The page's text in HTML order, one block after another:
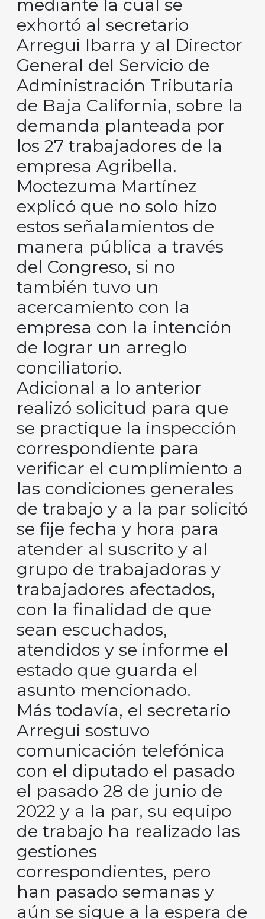
mediante la cual se
exhortó al secretario
Arregui Ibarra y al Director
General del Servicio de
Administración Tributaria
de Baja California, sobre la
demanda planteada por
los 27 trabajadores de la
empresa Agribella.
Moctezuma Martínez
explicó que no solo hizo
estos señalamientos de
manera pública a través
del Congreso, si no
también tuvo un
acercamiento con la
empresa con la intención
de lograr un arreglo
conciliatorio.
Adicional a lo anterior
realizó solicitud para que
se practique la inspección
correspondiente para
verificar el cumplimiento a
las condiciones generales
de trabajo y a la par solicitó
se fije fecha y hora para
atender al suscrito y al
grupo de trabajadoras y
trabajadores afectados,
con la finalidad de que
sean escuchados,
atendidos y se informe el
estado que guarda el
asunto mencionado.
Más todavía, el secretario
Arregui sostuvo
comunicación telefónica
con el diputado el pasado
el pasado 28 de junio de
2022 y a la par, su equipo
de trabajo ha realizado las
gestiones
correspondientes, pero
han pasado semanas y
aún se sigue a la espera de